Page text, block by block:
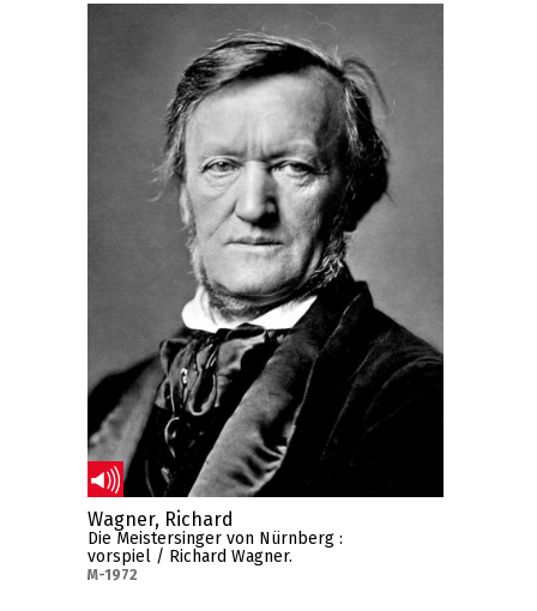
Wagner, Richard
Die Meistersinger von Nürnberg :
vorspiel / Richard Wagner.
M-1972